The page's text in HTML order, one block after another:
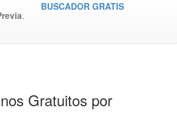
.
BUSCADOR GRATIS
Gratuitos por